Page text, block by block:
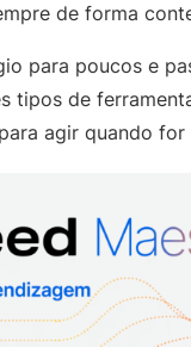
de forma
para poucos e
tipos de
agir quando